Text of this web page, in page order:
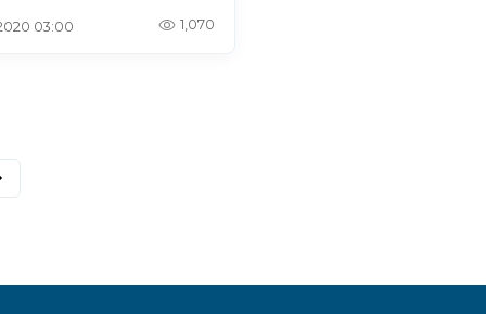
2020 03:00 1,070